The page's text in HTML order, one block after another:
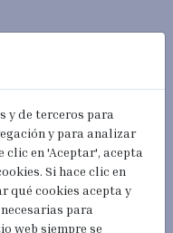
y de terceros para
y para analizar
clic en 'Aceptar', acepta
Si hace clic en
qué cookies acepta y
para
web siempre se